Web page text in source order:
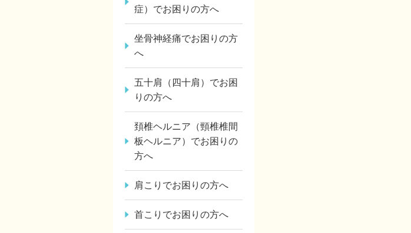
症）でお困りの方へ
坐骨神経痛でお困りの方
へ
五十肩（四十肩）でお困
りの方へ
頚椎ヘルニア（頸椎椎間
板ヘルニア）でお困りの
方へ
肩こりでお困りの方へ
首こりでお困りの方へ